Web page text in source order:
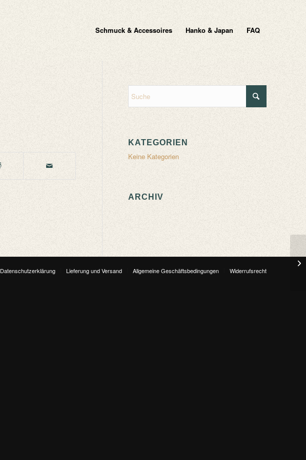
Schmuck & Accessoires Hanko & Japan FAQ
KATEGORIEN
Keine Kategorien
ARCHIV
Datenschutzerklärung Lieferung und Versand Allgemeine Geschäftsbedingungen Widerrufsrecht